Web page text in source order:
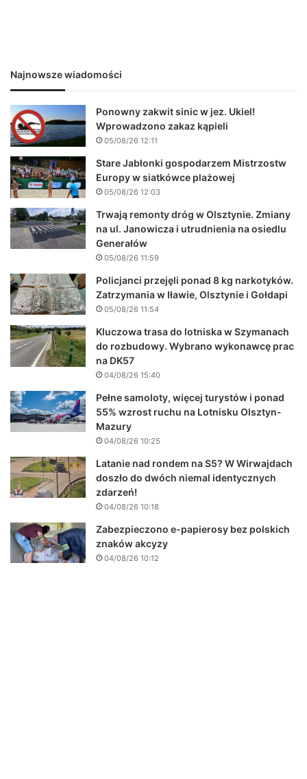
Najnowsze wiadomości
Ponowny zakwit sinic w jez. Ukiel!
Wprowadzono zakaz kąpieli
05/08/26 12:11
Stare Jabłonki gospodarzem Mistrzostw
Europy w siatkówce plażowej
05/08/26 12:03
Trwają remonty dróg w Olsztynie. Zmiany
na ul. Janowicza i utrudnienia na osiedlu
Generałów
05/08/26 11:59
Policjanci przejęli ponad 8 kg narkotyków.
Zatrzymania w Iławie, Olsztynie i Gołdapi
05/08/26 11:54
Kluczowa trasa do lotniska w Szymanach
do rozbudowy. Wybrano wykonawcę prac
na DK57
04/08/26 15:40
Pełne samoloty, więcej turystów i ponad
55% wzrost ruchu na Lotnisku Olsztyn-
Mazury
04/08/26 10:25
Latanie nad rondem na S5? W Wirwajdach
doszło do dwóch niemal identycznych
zdarzeń!
04/08/26 10:18
Zabezpieczono e-papierosy bez polskich
znaków akcyzy
04/08/26 10:12